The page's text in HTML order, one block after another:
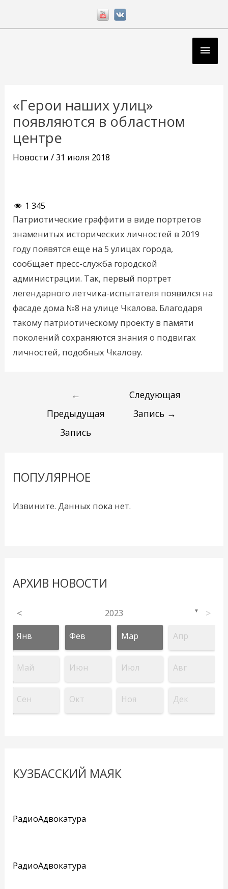
«Герои наших улиц»
появляются в областном
центре
Новости /31 июля 2018
1 345
Патриотические граффити в виде портретов
знаменитых исторических личностей в 2019
году появятся еще на 5 улицах города,
сообщает пресс-служба городской
администрации. Так, первый портрет
легендарного летчика-испытателя появился на
фасаде дома №8 на улице Чкалова. Благодаря
такому патриотическому проекту в памяти
поколений сохраняются знания о подвигах
личностей, подобных Чкалову.
записям
←
Предыдущая
Запись
Следующая
Запись →
ПОПУЛЯРНОЕ
Извините. Данных пока нет.
АРХИВ НОВОСТИ
< 2023 ▼ >
Янв Фев Мар Апр
Май Июн Июл Авг
Сен Окт Ноя Дек
КУЗБАССКИЙ МАЯК
РадиоАдвокатура
РадиоАдвокатура